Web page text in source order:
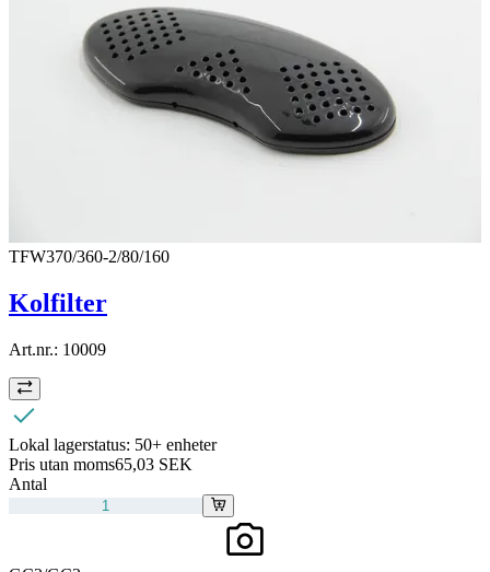
TFW370/360-2/80/160
Kolfilter
Art.nr.: 10009
Lokal lagerstatus: 50+ enheter
Pris utan moms65,03 SEK
Antal